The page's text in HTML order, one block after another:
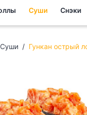
Суши Снэки
Суши Гункан острый